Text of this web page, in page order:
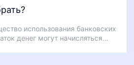
использования банковских
денег могут начисляться…